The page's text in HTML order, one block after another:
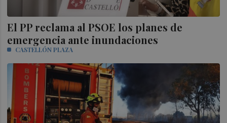
El PP reclama al PSOE los planes de
emergencia ante inundaciones
CASTELLÓN PLAZA